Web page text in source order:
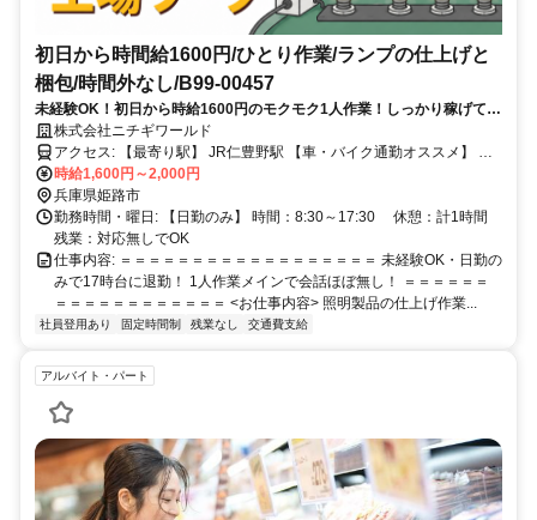
初日から時間給1600円/ひとり作業/ランプの仕上げと
梱包/時間外なし/B99-00457
未経験OK！初日から時給1600円のモクモク1人作業！しっかり稼げて残
業無し可！
株式会社ニチギワールド
アクセス: 【最寄り駅】 JR仁豊野駅 【車・バイク通勤オススメ】 駐
車場・駐輪場あり（無料）
時給1,600円～2,000円
兵庫県姫路市
勤務時間・曜日: 【日勤のみ】 時間：8:30～17:30 休憩：計1時間
残業：対応無しでOK
仕事内容: ＝＝＝＝＝＝＝＝＝＝＝＝＝＝＝＝＝＝ 未経験OK・日勤の
みで17時台に退勤！ 1人作業メインで会話ほぼ無し！ ＝＝＝＝＝＝
＝＝＝＝＝＝＝＝＝＝＝＝ <お仕事内容> 照明製品の仕上げ作業...
社員登用あり 固定時間制 残業なし 交通費支給
アルバイト・パート